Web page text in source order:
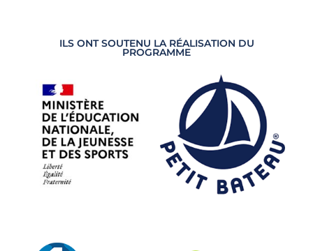
ILS ONT SOUTENU LA RÉALISATION DU
PROGRAMME